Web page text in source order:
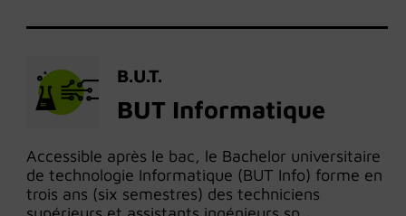
B.U.T.
BUT Informatique
Accessible après le bac, le Bachelor universitaire
de technologie Informatique (BUT Info) forme en
trois ans (six semestres) des techniciens